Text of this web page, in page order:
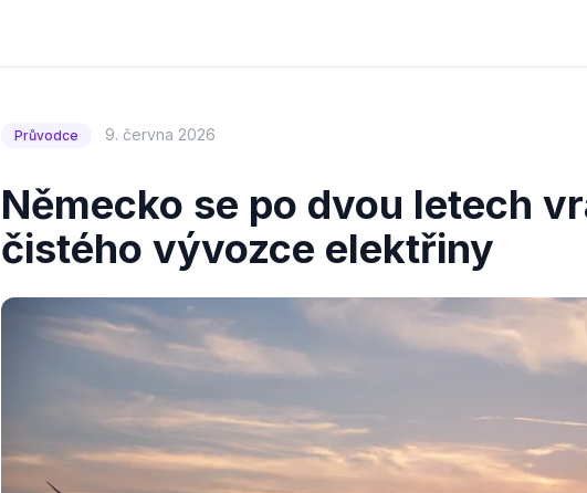
Průvodce 9. června 2026
Německo se po dvou letech
čistého vývozce elektřiny